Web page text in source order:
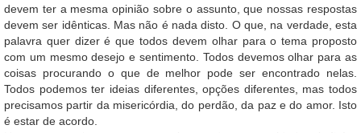
devem ter a mesma opinião sobre o assunto, que nossas respostas
devem ser idênticas. Mas não é nada disto. O que, na verdade, esta
palavra quer dizer é que todos devem olhar para o tema proposto
com um mesmo desejo e sentimento. Todos devemos olhar para as
coisas procurando o que de melhor pode ser encontrado nelas.
Todos podemos ter ideias diferentes, opções diferentes, mas todos
precisamos partir da misericórdia, do perdão, da paz e do amor. Isto
é estar de acordo.